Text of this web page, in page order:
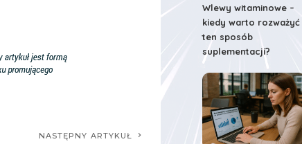
NASTĘPNY ARTYKUŁ
Wlewy witaminowe –
kiedy warto rozważyć
ten sposób
suplementacji?